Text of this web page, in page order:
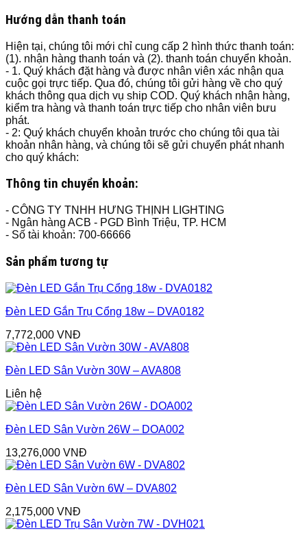
Hướng dẫn thanh toán
Hiện tại, chúng tôi mới chỉ cung cấp 2 hình thức thanh toán:
(1). nhận hàng thanh toán và (2). thanh toán chuyển khoản.
- 1. Quý khách đặt hàng và được nhân viên xác nhận qua
cuộc gọi trực tiếp. Qua đó, chúng tôi gửi hàng về cho quý
khách thông qua dịch vụ ship COD. Quý khách nhận hàng,
kiểm tra hàng và thanh toán trực tiếp cho nhân viên bưu
phát.
- 2: Quý khách chuyển khoản trước cho chúng tôi qua tài
khoản nhân hàng, và chúng tôi sẽ gửi chuyển phát nhanh
cho quý khách:
Thông tin chuyển khoản:
- CÔNG TY TNHH HƯNG THỊNH LIGHTING
- Ngân hàng ACB - PGD Bình Triệu, TP. HCM
- Số tài khoản: 700-66666
Sản phẩm tương tự
Đèn LED Gắn Trụ Cổng 18w – DVA0182
7,772,000 VNĐ
Đèn LED Sân Vườn 30W – AVA808
Liên hệ
Đèn LED Sân Vườn 26W – DOA002
13,276,000 VNĐ
Đèn LED Sân Vườn 6W – DVA802
2,175,000 VNĐ